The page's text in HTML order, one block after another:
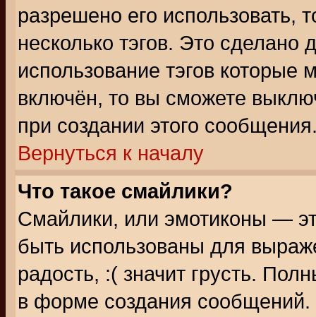
разрешено его использовать,
несколько тэгов. Это сделано
использование тэгов
включён, то вы сможете
при создании этого
Вернуться к началу
Что такое смайлики?
Смайлики, или эмотиконы —
быть использованы для
радость, :( значит грусть.
в форме создания сообщений.